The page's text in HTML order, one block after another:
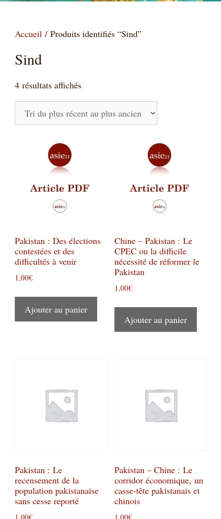
Accueil / Produits identifiés “Sind”
Sind
4 résultats affichésTrié
du
plus
récent
Pakistan : Des élections
contestées et des
difficultés à venir
1,00€
Ajouter au panier
Chine – Pakistan : Le
CPEC ou la difficile
nécessité de réformer le
Pakistan
1,00€
Ajouter au panier
Pakistan : Le
recensement de la
population pakistanaise
sans cesse reporté
1,00€
Pakistan – Chine : Le
corridor économique, un
casse-tête pakistanais et
chinois
1,00€